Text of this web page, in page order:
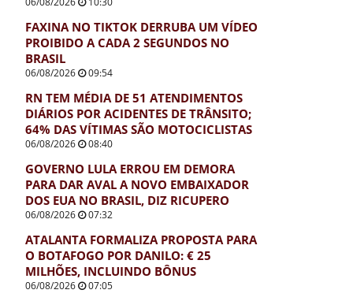
FAXINA NO TIKTOK DERRUBA UM VÍDEO
PROIBIDO A CADA 2 SEGUNDOS NO
BRASIL
06/08/2026 09:54
RN TEM MÉDIA DE 51 ATENDIMENTOS
DIÁRIOS POR ACIDENTES DE TRÂNSITO;
64% DAS VÍTIMAS SÃO MOTOCICLISTAS
06/08/2026 08:40
GOVERNO LULA ERROU EM DEMORA
PARA DAR AVAL A NOVO EMBAIXADOR
DOS EUA NO BRASIL, DIZ RICUPERO
06/08/2026 07:32
ATALANTA FORMALIZA PROPOSTA PARA
O BOTAFOGO POR DANILO: € 25
MILHÕES, INCLUINDO BÔNUS
06/08/2026 07:05